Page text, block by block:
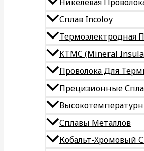
Сплав Incoloy
Термоэлектродная
KTMC (Mineral
Проволока Для
Прецизионные
Сплавы Металлов
Кобальт-Хромовый